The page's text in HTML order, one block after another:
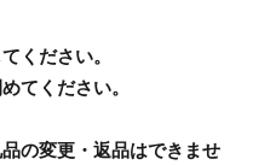
ください。
てください。
の変更・返品はできませ